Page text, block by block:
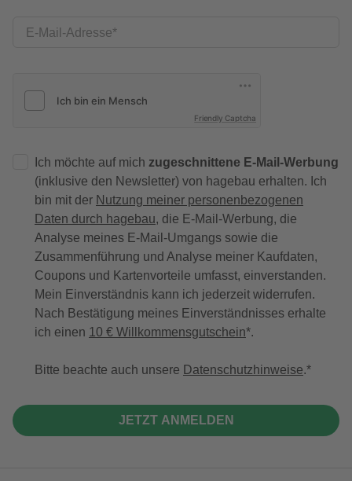
E-Mail-Adresse
Friendly Captcha
Ich möchte auf mich zugeschnittene E-Mail-Werbung
(inklusive den Newsletter) von hagebau erhalten. Ich
bin mit der Nutzung meiner personenbezogenen
Daten durch hagebau, die E-Mail-Werbung, die
Analyse meines E-Mail-Umgangs sowie die
Zusammenführung und Analyse meiner Kaufdaten,
Coupons und Kartenvorteile umfasst, einverstanden.
Mein Einverständnis kann ich jederzeit widerrufen.
Nach Bestätigung meines Einverständnisses erhalte
ich einen 10 € Willkommensgutschein*.
Bitte beachte auch unsere Datenschutzhinweise.
JETZT ANMELDEN